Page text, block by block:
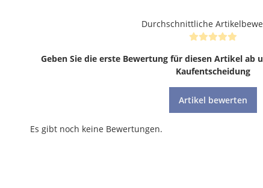
Durchschnittliche
Geben Sie die erste Bewertung für diesen Artikel ab
Kaufentscheidung
Artikel bewerten
Es gibt noch keine Bewertungen.